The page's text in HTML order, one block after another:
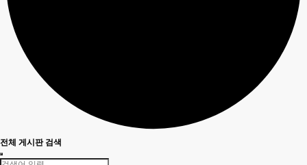
전체 게시판 검색